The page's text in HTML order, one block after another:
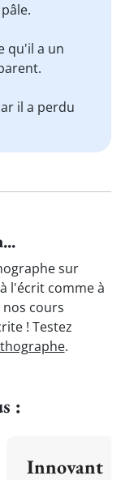
qu'il a un
il a perdu
sur
l'écrit comme à
cours
! Testez
.
:
Innovant